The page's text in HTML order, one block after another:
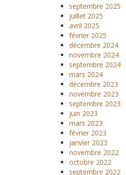
septembre 2025
juillet 2025
avril 2025
février 2025
décembre 2024
novembre 2024
septembre 2024
mars 2024
décembre 2023
novembre 2023
septembre 2023
juin 2023
mars 2023
février 2023
janvier 2023
novembre 2022
octobre 2022
septembre 2022